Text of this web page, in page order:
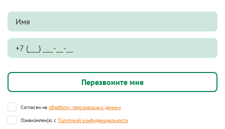
Согласен на обработку персональных данных
Ознакомлен(а) с Политикой конфиденциальности